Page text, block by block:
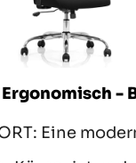
Eine